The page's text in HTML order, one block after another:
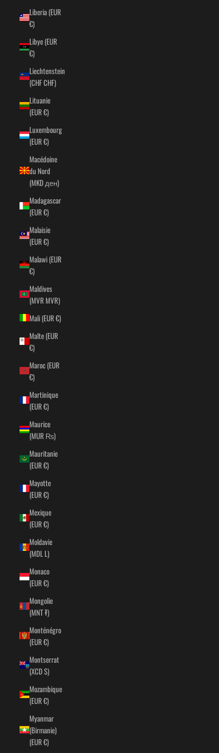
Liberia (EUR
€)
Libye (EUR
€)
Liechtenstein
(CHF CHF)
Lituanie
(EUR €)
Luxembourg
(EUR €)
Macédoine
du Nord
(MKD ден)
Madagascar
(EUR €)
Malaisie
(EUR €)
Malawi (EUR
€)
Maldives
(MVR MVR)
Mali (EUR €)
Malte (EUR
€)
Maroc (EUR
€)
Martinique
(EUR €)
Maurice
(MUR ₨)
Mauritanie
(EUR €)
Mayotte
(EUR €)
Mexique
(EUR €)
Moldavie
(MDL L)
Monaco
(EUR €)
Mongolie
(MNT ₮)
Monténégro
(EUR €)
Montserrat
(XCD $)
Mozambique
(EUR €)
Myanmar
(Birmanie)
(EUR €)